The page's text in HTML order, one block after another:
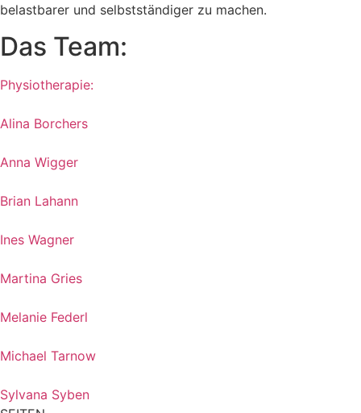
belastbarer und selbstständiger zu machen.
Das Team:
Physiotherapie:
Alina Borchers
Anna Wigger
Brian Lahann
Ines Wagner
Martina Gries
Melanie Federl
Michael Tarnow
Sylvana Syben